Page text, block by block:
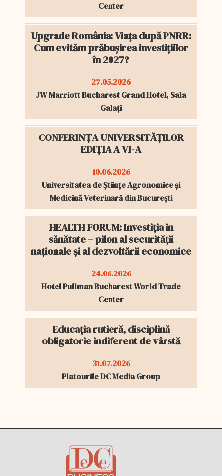
Center
Upgrade România: Viața după PNRR:
Cum evităm prăbușirea investițiilor
în 2027?
27.05.2026
JW Marriott Bucharest Grand Hotel, Sala
Galați
CONFERINȚA UNIVERSITĂȚILOR
EDIȚIA A VI-A
10.06.2026
Universitatea de Științe Agronomice și
Medicină Veterinară din București
HEALTH FORUM: Investiția în
sănătate – pilon al securității
naționale și al dezvoltării economice
24.06.2026
Hotel Pullman Bucharest World Trade
Center
Educația rutieră, disciplină
obligatorie indiferent de vârstă
31.07.2026
Platourile DC Media Group